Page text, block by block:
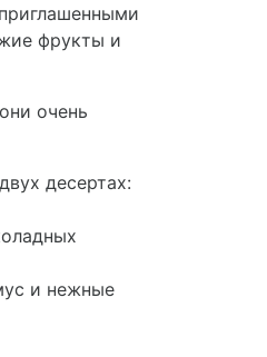
фрукты и
очень
десертах:
и нежные